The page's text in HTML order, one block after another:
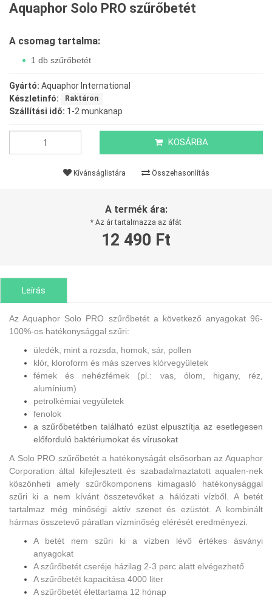
Aquaphor Solo PRO szűrőbetét
A csomag tartalma:
1 db szűrőbetét
Gyártó: Aquaphor International
Készletinfó:
Raktáron
Szállítási idő: 1-2 munkanap
KOSÁRBA
Kívánságlistára Összehasonlítás
A termék ára:
* Az ár tartalmazza az áfát
12 490 Ft
Leírás
Az Aquaphor Solo PRO szűrőbetét a következő anyagokat 96-
100%-os hatékonysággal szűri:
üledék, mint a rozsda, homok, sár, pollen
klór, kloroform és más szerves klórvegyületek
fémek és nehézfémek (pl.: vas, ólom, higany, réz,
alumínium)
petrolkémiai vegyületek
fenolok
a szűrőbetétben található ezüst elpusztítja az esetlegesen
előforduló baktériumokat és vírusokat
A Solo PRO szűrőbetét a hatékonyságát elsősorban az Aquaphor
Corporation által kifejlesztett és szabadalmaztatott aqualen-nek
köszönheti amely szűrőkomponens kimagasló hatékonysággal
szűri ki a nem kívánt összetevőket a hálózati vízből. A betét
tartalmaz még minőségi aktív szenet és ezüstöt. A kombinált
hármas összetevő páratlan vízminőség elérését eredményezi.
A betét nem szűri ki a vízben lévő értékes ásványi
anyagokat
A szűrőbetét cseréje házilag 2-3 perc alatt elvégezhető
A szűrőbetét kapacitása 4000 liter
A szűrőbetét élettartama 12 hónap